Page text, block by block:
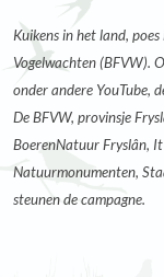
Kuikens in het land,
Vogelwachten (BFVW).
onder andere YouTube,
De BFVW, provinsje
BoerenNatuur Fryslân, It
Natuurmonumenten,
steunen de campagne.